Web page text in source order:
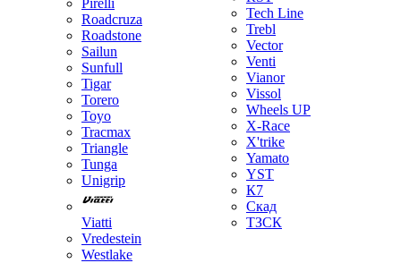
Pirelli
Roadcruza
Roadstone
Sailun
Sunfull
Tigar
Torero
Toyo
Tracmax
Triangle
Tunga
Unigrip
Viatti
Vredestein
Westlake
Tech Line
Trebl
Vector
Venti
Vianor
Vissol
Wheels UP
X-Race
X'trike
Yamato
YST
К7
Скад
ТЗСК